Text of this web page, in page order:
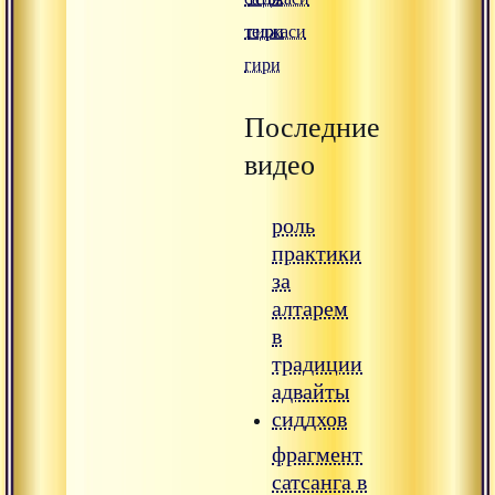
теджаси
гири
гири
Последние
видео
роль
практики
за
алтарем
в
традиции
адвайты
сиддхов
фрагмент
сатсанга в